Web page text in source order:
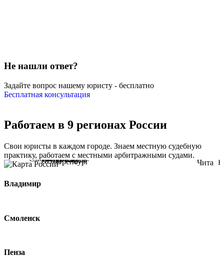
Не нашли ответ?
Задайте вопрос нашему юристу - бесплатно
Бесплатная консультация
Работаем в 9 регионах России
Свои юристы в каждом городе. Знаем местную судебную
практику, работаем с местными арбитражными судами.
Владимир
Смоленск
Пенза